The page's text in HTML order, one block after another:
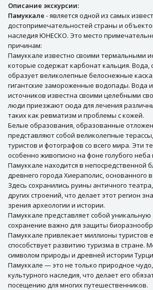
Описание экскурсии:
Памуккале - является одной из самых
достопримечательностей страны и
наследия ЮНЕСКО. Это место
причинам:
Памуккале известно своими термальными
которые содержат карбонат кальция. Вода,
образует великолепные белоснежные
гигантские замороженные водопады. Вода
источников известна своими целебными
люди приезжают сюда для лечения
таких как ревматизм и проблемы с кожей.
Белые образования, образованные
представляют собой великолепные
туристов и фотографов со всего мира. Эти
особенно живописно на фоне голубого неба
Памуккале находится в непосредственной
древнего города Хиераполис, основанного в
Здесь сохранились руины античного
других строений, что делает этот регион
зрения археологии и истории.
Памуккале представляет собой уникальную
сохранение важно для защиты
Памуккале привлекает миллионы туристов
способствует развитию туризма в стране.
символом природы и древней истории
Памуккале — это не только природное
культурного наследия, что делает его
посещению для многих путешественников.